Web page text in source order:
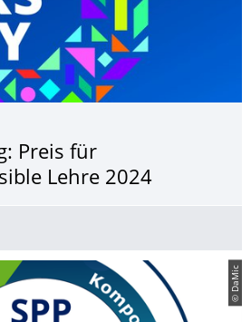
Preis für
Lehre 2024
© DaMic